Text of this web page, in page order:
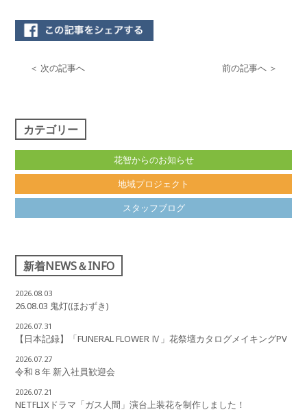
＜ 次の記事へ 前の記事へ ＞
カテゴリー
花智からのお知らせ
地域プロジェクト
スタッフブログ
新着NEWS＆INFO
2026.08.03
26.08.03 鬼灯(ほおずき)
2026.07.31
【日本記録】「FUNERAL FLOWER Ⅳ」花祭壇カタログメイキングPV
2026.07.27
令和８年 新入社員歓迎会
2026.07.21
NETFLIXドラマ「ガス人間」演台上装花を制作しました！